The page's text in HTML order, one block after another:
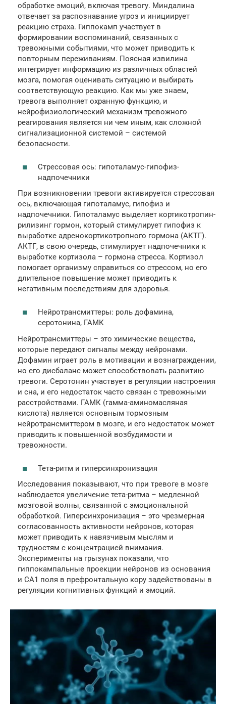
обработке эмоций, включая тревогу. Миндалина
отвечает за распознавание угроз и инициирует
реакцию страха. Гиппокамп участвует в
формировании воспоминаний, связанных с
тревожными событиями, что может приводить к
повторным переживаниям. Поясная извилина
интегрирует информацию из различных областей
мозга, помогая оценивать ситуацию и выбирать
соответствующую реакцию. Как мы уже знаем,
тревога выполняет охранную функцию, и
нейрофизиологический механизм тревожного
реагирования является ни чем иным, как сложной
сигнализационной системой – системой
безопасности.
Стрессовая ось: гипоталамус-гипофиз-
надпочечники
При возникновении тревоги активируется стрессовая
ось, включающая гипоталамус, гипофиз и
надпочечники. Гипоталамус выделяет кортикотропин-
рилизинг гормон, который стимулирует гипофиз к
выработке адренокортикотропного гормона (АКТГ).
АКТГ, в свою очередь, стимулирует надпочечники к
выработке кортизола – гормона стресса. Кортизол
помогает организму справиться со стрессом, но его
длительное повышение может приводить к
негативным последствиям для здоровья.
Нейротрансмиттеры: роль дофамина,
серотонина, ГАМК
Нейротрансмиттеры – это химические вещества,
которые передают сигналы между нейронами.
Дофамин играет роль в мотивации и вознаграждении,
но его дисбаланс может способствовать развитию
тревоги. Серотонин участвует в регуляции настроения
и сна, и его недостаток часто связан с тревожными
расстройствами. ГАМК (гамма-аминомасляная
кислота) является основным тормозным
нейротрансмиттером в мозге, и его недостаток может
приводить к повышенной возбудимости и
тревожности.
Тета-ритм и гиперсинхронизация
Исследования показывают, что при тревоге в мозге
наблюдается увеличение тета-ритма – медленной
мозговой волны, связанной с эмоциональной
обработкой. Гиперсинхронизация – это чрезмерная
согласованность активности нейронов, которая
может приводить к навязчивым мыслям и
трудностям с концентрацией внимания.
Эксперименты на грызунах показали, что
гиппокампальные проекции нейронов из основания
и СА1 поля в префронтальную кору задействованы в
регуляции когнитивных функций и эмоций.